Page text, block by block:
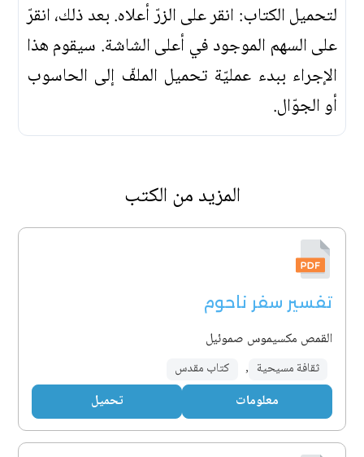
لتحميل الكتاب: انقر على الزرّ أعلاه. بعد ذلك، انقرّ
على السهم الموجود في أعلى الشاشة. سيقوم هذا
الإجراء ببدء عمليّة تحميل الملفّ إلى الحاسوب
أو الجوّال.
المزيد من الكتب
تفسير سفر ناحوم
القمص مكسيموس صموئيل
ثقافة مسيحية , كتاب مقدس
معلومات تحميل